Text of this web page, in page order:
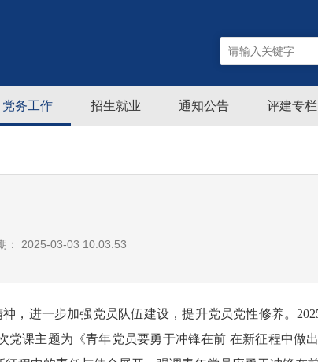
党务工作 招生就业 通知公告 评建专栏
： 2025-03-03 10:03:53
，进一步加强党员队伍建设，提升党员党性修养。
党课主题为《青年党员要勇于冲锋在前 在新征程中做